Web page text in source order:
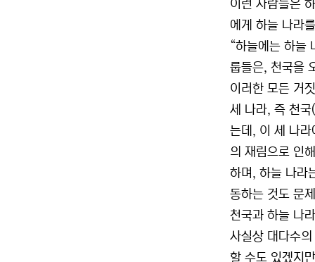
이런 사람들은
에게 하늘 나라
“하늘에는 하늘
룹들은, 천국을
이러한 모든 거
세 나라, 즉 천
는데, 이 세 나
의 재림으로 인
하며, 하늘 나라
동하는 것도 문
천국과 하늘 나
사실상 대다수
할 수도 있겠지